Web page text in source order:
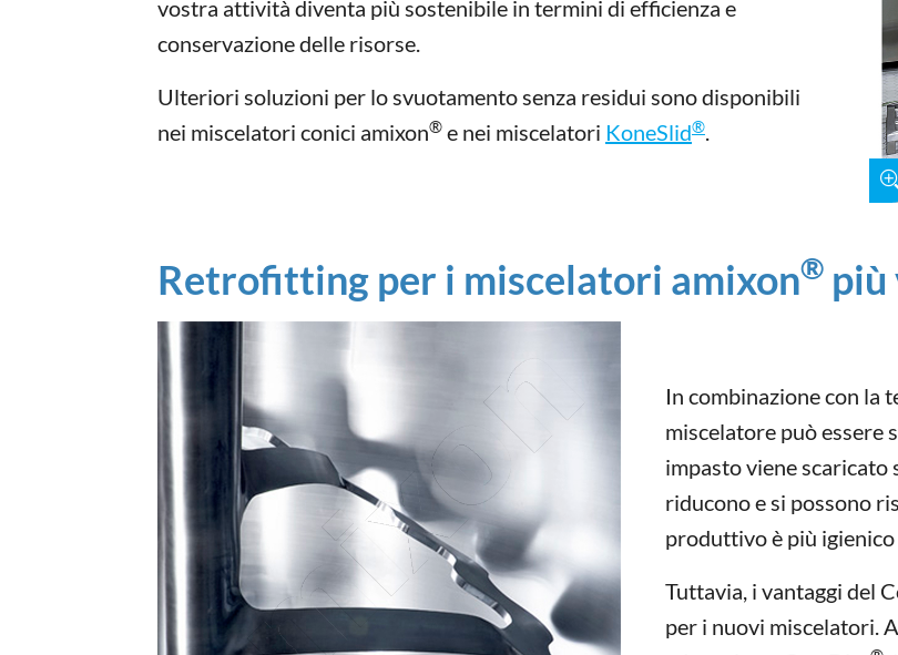
vostra attività diventa più sostenibile in termini di efficienza e
conservazione delle risorse.
Ulteriori soluzioni per lo svuotamento senza residui sono disponibili
nei miscelatori conici amixon® e nei miscelatori KoneSlid®.
Retrofitting per i miscelatori amixon® più
In combinazione con la
miscelatore può essere
impasto viene scaricato
riducono e si possono
produttivo è più igienico
Tuttavia, i vantaggi del
per i nuovi miscelatori.